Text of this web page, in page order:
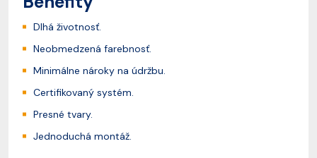
Dlhá životnosť.
Neobmedzená farebnosť.
Minimálne nároky na údržbu.
Certifikovaný systém.
Presné tvary.
Jednoduchá montáž.